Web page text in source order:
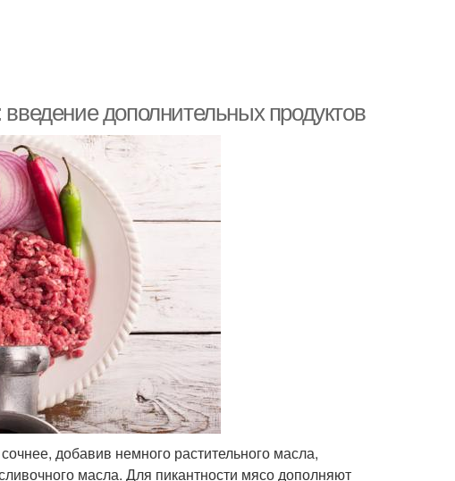
дополнительных продуктов
добавив немного растительного масла,
масла. Для пикантности мясо дополняют